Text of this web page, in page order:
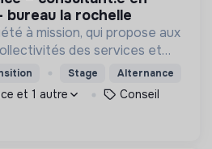
la rochelle
à mission, qui propose aux
des services et
de haut niveau pour
un monde bas-carbone.
Stage Alternance
et 1 autre Conseil